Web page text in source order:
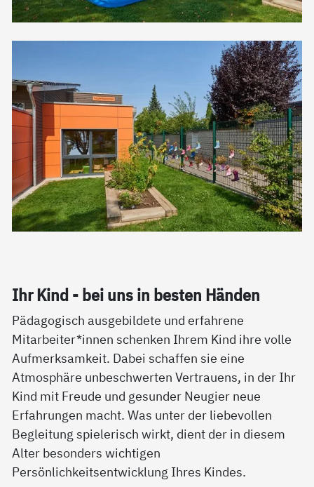
Ihr Kind - bei uns in bes­ten Hän­den
Pädagogisch ausgebildete und erfahrene
Mitarbeiter*innen schenken Ihrem Kind ihre volle
Aufmerksamkeit. Dabei schaffen sie eine
Atmosphäre unbeschwerten Vertrauens, in der Ihr
Kind mit Freude und gesunder Neugier neue
Erfahrungen macht. Was unter der liebevollen
Begleitung spielerisch wirkt, dient der in diesem
Alter besonders wichtigen
Persönlichkeitsentwicklung Ihres Kindes.